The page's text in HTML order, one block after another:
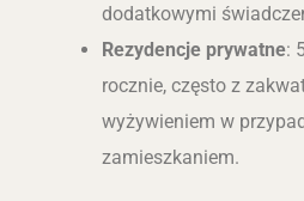
dodatkowymi
Rezydencje prywatne:
rocznie, często z
wyżywieniem w
zamieszkaniem.